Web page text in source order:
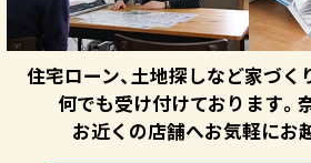
住宅ローン、土地探しなど家づ
何でも受け付けております。
お近くの店舗へお気軽にお